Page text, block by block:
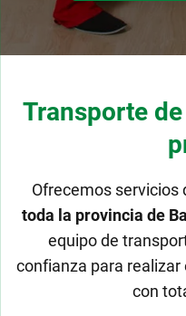
Transporte
Ofrecemos servicios
toda la provincia de
equipo de
confianza para
con